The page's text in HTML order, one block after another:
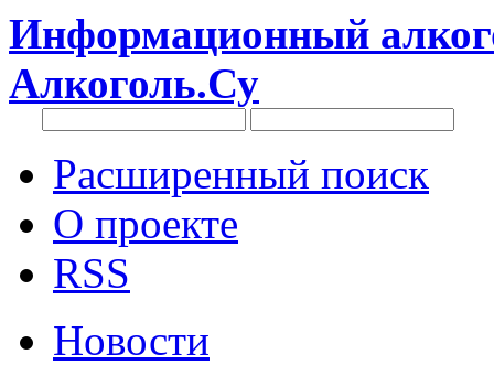
Информационный
Алкоголь.Су
Расширенный поиск
О проекте
RSS
Новости